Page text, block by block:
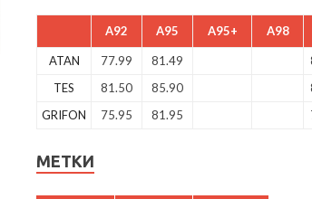
A92 A95 A95+ A98
ATAN 77.99 81.49
TES
81.50 85.90
GRIFON
75.95 81.95
МЕТКИ